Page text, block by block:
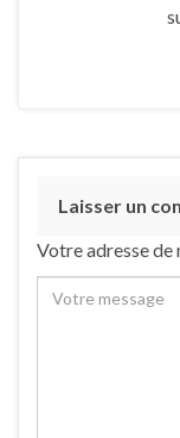
Laisser un
Votre adresse de